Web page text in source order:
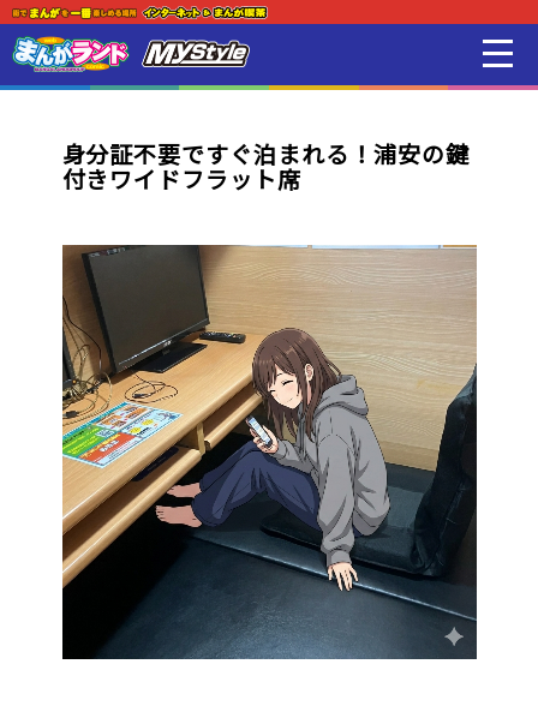
スマホアプリ紹介
オンラインゲーム
映画 / アニメ / 電子書籍
新着・オススメ情報
身分証不要ですぐ泊まれる！浦安の鍵
付きワイドフラット席